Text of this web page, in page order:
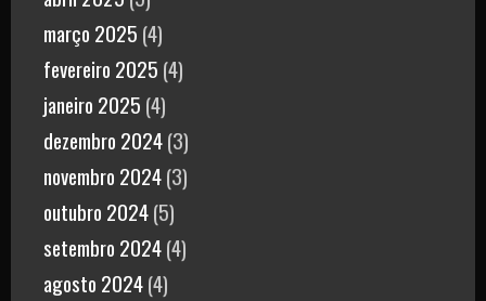
março 2025 (4)
fevereiro 2025 (4)
janeiro 2025 (4)
dezembro 2024(3)
novembro 2024(3)
outubro 2024(5)
setembro 2024(4)
agosto 2024(4)